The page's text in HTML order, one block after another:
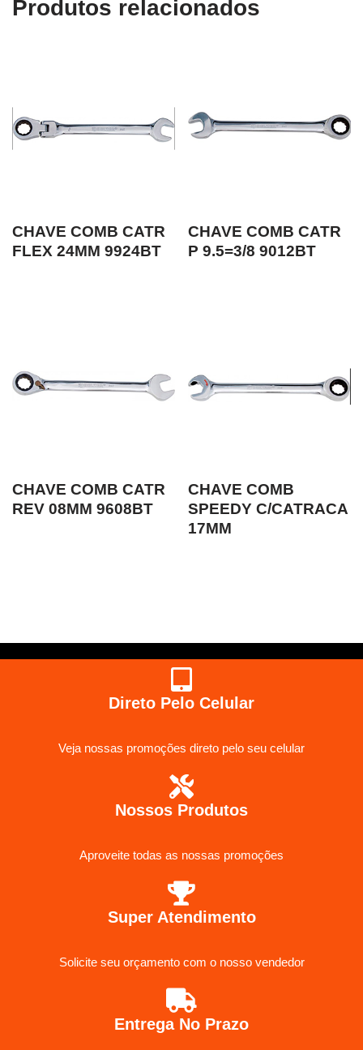
Produtos relacionados
CHAVE COMB CATR
FLEX 24MM 9924BT
CHAVE COMB CATR
P 9.5=3/8 9012BT
CHAVE COMB CATR
REV 08MM 9608BT
CHAVE COMB
SPEEDY C/CATRACA
17MM
Direto Pelo Celular
Veja nossas promoções direto pelo seu celular
Nossos Produtos
Aproveite todas as nossas promoções
Super Atendimento
Solicite seu orçamento com o nosso vendedor
Entrega No Prazo